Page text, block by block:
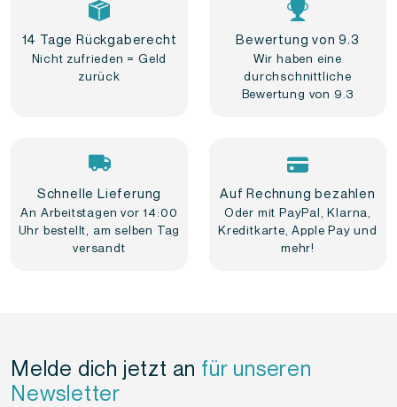
14 Tage Rückgaberecht
Nicht zufrieden = Geld
zurück
Bewertung von 9.3
Wir haben eine
durchschnittliche
Bewertung von 9.3
Schnelle Lieferung
An Arbeitstagen vor 14:00
Uhr bestellt, am selben Tag
versandt
Auf Rechnung bezahlen
Oder mit PayPal, Klarna,
Kreditkarte, Apple Pay und
mehr!
Melde dich jetzt an für unseren
Newsletter